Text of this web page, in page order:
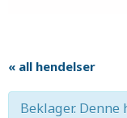
« all hendelser
Beklager.